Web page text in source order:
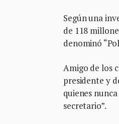
Según una
de 118
denominó
Amigo de los
presidente y
quienes
secretario”.